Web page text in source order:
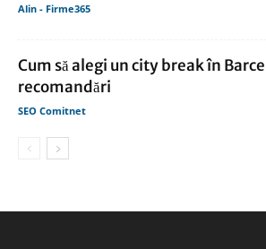
Alin - Firme365
Cum să alegi un city break în
recomandări
SEO Comitnet